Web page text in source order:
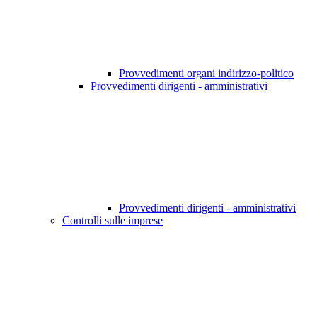
Provvedimenti organi indirizzo-politico
Provvedimenti dirigenti - amministrativi
Provvedimenti dirigenti - amministrativi
Controlli sulle imprese